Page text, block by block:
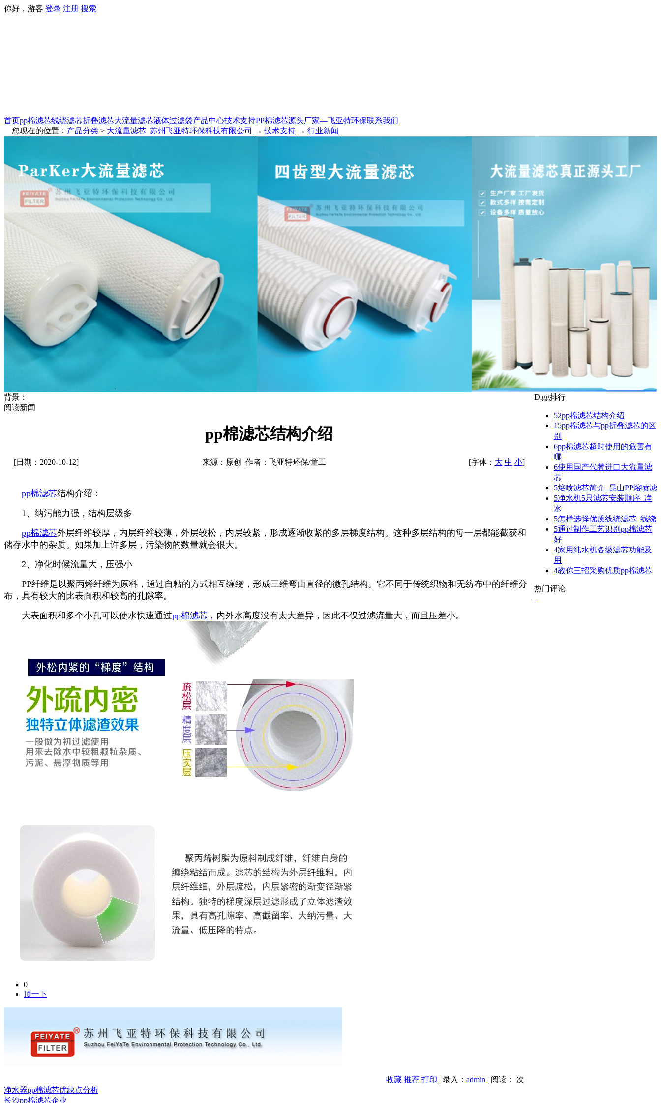
你好，游客 登录 注册 搜索
首页pp棉滤芯线绕滤芯折叠滤芯大流量滤芯液体过滤袋产品中心技术支持PP棉滤芯源头厂家—飞亚特环保联系我们
您现在的位置： 产品分类 > 大流量滤芯_苏州飞亚特环保科技有限公司 → 技术支持 → 行业新闻
背景：
阅读新闻
pp棉滤芯结构介绍
[日期：2020-10-12] 来源：原创 作者：飞亚特环保/童工 [字体： 大 中 小]
pp棉滤芯结构介绍：
1、纳污能力强，结构层级多
pp棉滤芯外层纤维较厚，内层纤维较薄，外层较松，内层较紧，形成逐渐收紧的多层梯度结构。这种多层结构的每一层都能截获和
储存水中的杂质。如果加上许多层，污染物的数量就会很大。
2、净化时候流量大，压强小
PP纤维是以聚丙烯纤维为原料，通过自粘的方式相互缠绕，形成三维弯曲直径的微孔结构。它不同于传统织物和无纺布中的纤维分
布，具有较大的比表面积和较高的孔隙率。
大表面积和多个小孔可以使水快速通过pp棉滤芯 ，内外水高度没有太大差异，因此不仅过滤流量大，而且压差小。
0
顶一下
收藏 推荐 打印 | 录入： admin | 阅读：
次
净水器pp棉滤芯优缺点分析
长沙pp棉滤芯企业
Digg排行
52pp棉滤芯结构介绍
15pp棉滤芯与pp折叠滤芯的区
别
6pp棉滤芯超时使用的危害有
哪
6使用国产代替进口大流量滤
芯
5熔喷滤芯简介_昆山PP熔喷滤
5净水机5只滤芯安装顺序_净
水
5怎样选择优质线绕滤芯_线绕
5通过制作工艺识别pp棉滤芯
好
4家用纯水机各级滤芯功能及
用
4教你三招采购优质pp棉滤芯
热门评论